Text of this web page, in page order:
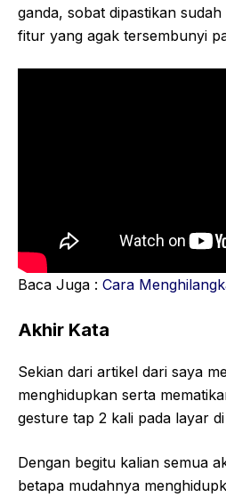
ganda, sobat dipastikan
fitur yang agak tersembunyi
Baca Juga : Cara
Akhir Kata
Sekian dari artikel dari saya
menghidupkan serta
gesture tap 2 kali pada layar
Dengan begitu kalian semua
betapa mudahnya